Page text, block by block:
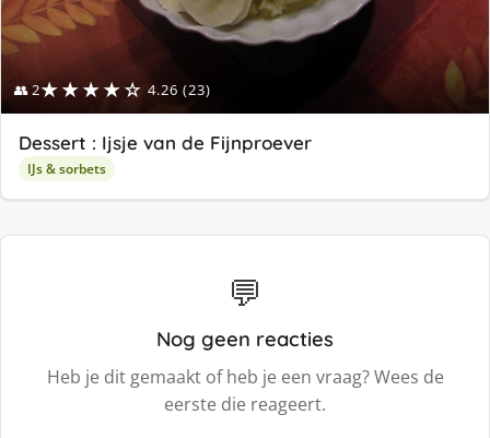
👥 2★★★★☆ 4.26 (23)
Dessert : Ijsje van de Fijnproever
IJs & sorbets
💬
Nog geen reacties
Heb je dit gemaakt of heb je een vraag? Wees de
eerste die reageert.